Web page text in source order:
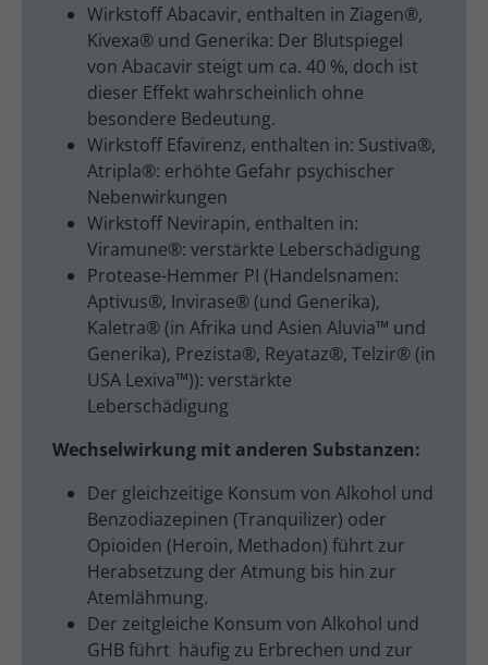
Wirkstoff Abacavir, enthalten in Ziagen®,
Kivexa® und Generika: Der Blutspiegel
von Abacavir steigt um ca. 40 %, doch ist
dieser Effekt wahrscheinlich ohne
besondere Bedeutung.
Wirkstoff Efavirenz, enthalten in: Sustiva®,
Atripla®: erhöhte Gefahr psychischer
Nebenwirkungen
Wirkstoff Nevirapin, enthalten in:
Viramune®: verstärkte Leberschädigung
Protease-Hemmer PI (Handelsnamen:
Aptivus®, Invirase® (und Generika),
Kaletra® (in Afrika und Asien Aluvia™ und
Generika), Prezista®, Reyataz®, Telzir® (in
USA Lexiva™)): verstärkte
Leberschädigung
Wechselwirkung mit anderen Substanzen:
Der gleichzeitige Konsum von Alkohol und
Benzodiazepinen (Tranquilizer) oder
Opioiden (Heroin, Methadon) führt zur
Herabsetzung der Atmung bis hin zur
Atemlähmung.
Der zeitgleiche Konsum von Alkohol und
GHB führt häufig zu Erbrechen und zur